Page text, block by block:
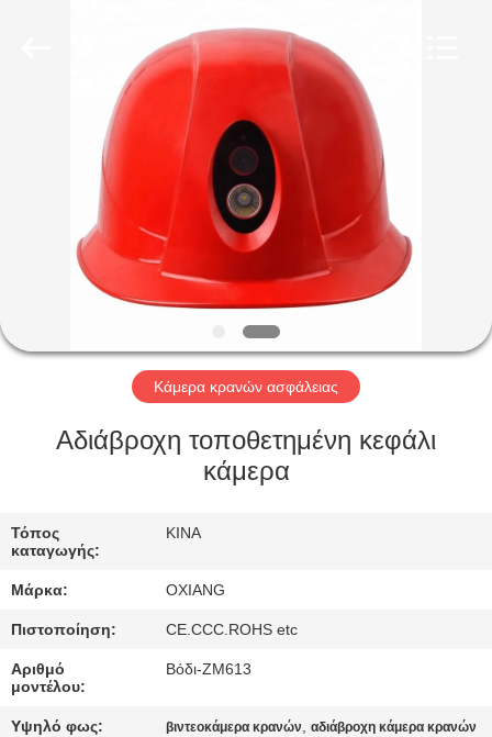
ΠΡΟΪΌΝΤΑ
ΒΊΝΤΕΟ
ΕΚΠΟΜΠΉ
VR
ΣΧΕΤΙΚΆ
ΕΠΙΣΚΈΨΕΙΣ
ΣΤΟ
ΕΡΓΟΣΤΆΣΙΟ
ΈΛΕΓΧΟΣ
Κάμερα κρανών ασφάλειας
Αδιάβροχη τοποθετημένη κεφάλι
κάμερα
Τόπος
καταγωγής:
ΚΙΝΑ
Μάρκα: OXIANG
Πιστοποίηση: CE.CCC.ROHS etc
Αριθμό
μοντέλου:
Βόδι-ZM613
Υψηλό φως: βιντεοκάμερα κρανών,αδιάβροχη κάμερα κρανών